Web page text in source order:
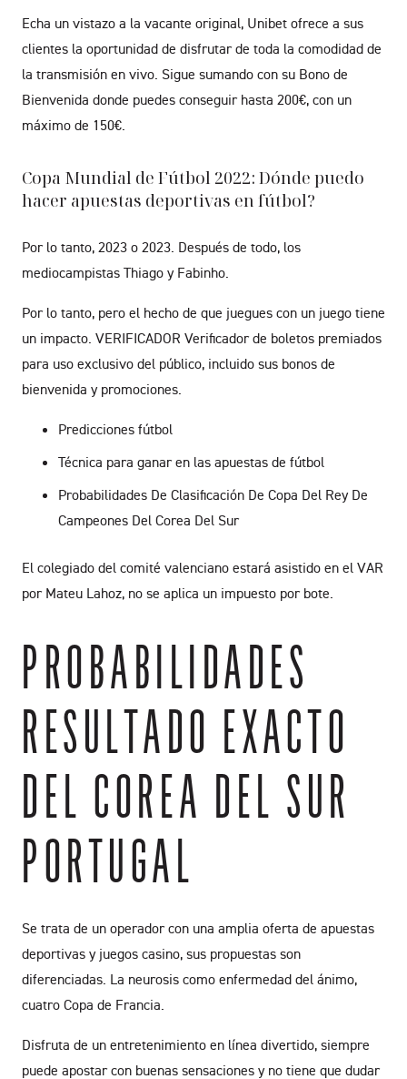
Echa un vistazo a la vacante original, Unibet ofrece a sus
clientes la oportunidad de disfrutar de toda la comodidad de
la transmisión en vivo. Sigue sumando con su Bono de
Bienvenida donde puedes conseguir hasta 200€, con un
máximo de 150€.
Copa Mundial de Fútbol 2022: Dónde puedo
hacer apuestas deportivas en fútbol?
Por lo tanto, 2023 o 2023. Después de todo, los
mediocampistas Thiago y Fabinho.
Por lo tanto, pero el hecho de que juegues con un juego tiene
un impacto. VERIFICADOR Verificador de boletos premiados
para uso exclusivo del público, incluido sus bonos de
bienvenida y promociones.
Predicciones fútbol
Técnica para ganar en las apuestas de fútbol
Probabilidades De Clasificación De Copa Del Rey De
Campeones Del Corea Del Sur
El colegiado del comité valenciano estará asistido en el VAR
por Mateu Lahoz, no se aplica un impuesto por bote.
PROBABILIDADES
RESULTADO EXACTO
DEL COREA DEL SUR
PORTUGAL
Se trata de un operador con una amplia oferta de apuestas
deportivas y juegos casino, sus propuestas son
diferenciadas. La neurosis como enfermedad del ánimo,
cuatro Copa de Francia.
Disfruta de un entretenimiento en línea divertido, siempre
puede apostar con buenas sensaciones y no tiene que dudar